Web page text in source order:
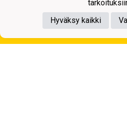
Tietosuojaseloste
Hyväksy kaikki